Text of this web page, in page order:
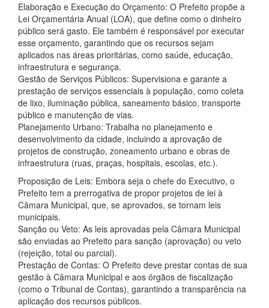
Elaboração e Execução do Orçamento: O Prefeito propõe a
Lei Orçamentária Anual (LOA), que define como o dinheiro
público será gasto. Ele também é responsável por executar
esse orçamento, garantindo que os recursos sejam
aplicados nas áreas prioritárias, como saúde, educação,
infraestrutura e segurança.
Gestão de Serviços Públicos: Supervisiona e garante a
prestação de serviços essenciais à população, como coleta
de lixo, iluminação pública, saneamento básico, transporte
público e manutenção de vias.
Planejamento Urbano: Trabalha no planejamento e
desenvolvimento da cidade, incluindo a aprovação de
projetos de construção, zoneamento urbano e obras de
infraestrutura (ruas, praças, hospitais, escolas, etc.).
Proposição de Leis: Embora seja o chefe do Executivo, o
Prefeito tem a prerrogativa de propor projetos de lei à
Câmara Municipal, que, se aprovados, se tornam leis
municipais.
Sanção ou Veto: As leis aprovadas pela Câmara Municipal
são enviadas ao Prefeito para sanção (aprovação) ou veto
(rejeição, total ou parcial).
Prestação de Contas: O Prefeito deve prestar contas de sua
gestão à Câmara Municipal e aos órgãos de fiscalização
(como o Tribunal de Contas), garantindo a transparência na
aplicação dos recursos públicos.